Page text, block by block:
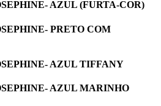
AZUL (FURTA-COR)
PRETO COM
AZUL TIFFANY
AZUL MARINHO